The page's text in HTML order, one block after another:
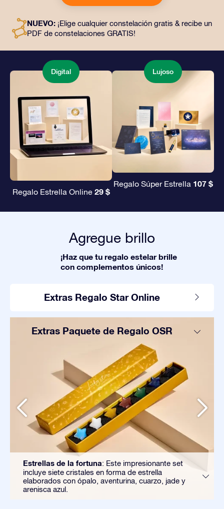
además de documentos digitales y el uso gratuito de
obsequiar un regalo eterno a amigos y seres queridos.
NUEVO: ¡Elige cualquier constelación gratis & recibe un
PDF de constelaciones GRATIS!
Digital
Regalo Estrella Online 29 $
Lujoso
Regalo Súper Estrella 107 $
Agregue brillo
¡Haz que tu regalo estelar brille
con complementos únicos!
Extras Regalo Star Online
Extras Paquete de Regalo OSR
Estrellas de la fortuna: Este impresionante set
incluye siete cristales en forma de estrella
elaborados con ópalo, aventurina, cuarzo, jade y
arenisca azul.